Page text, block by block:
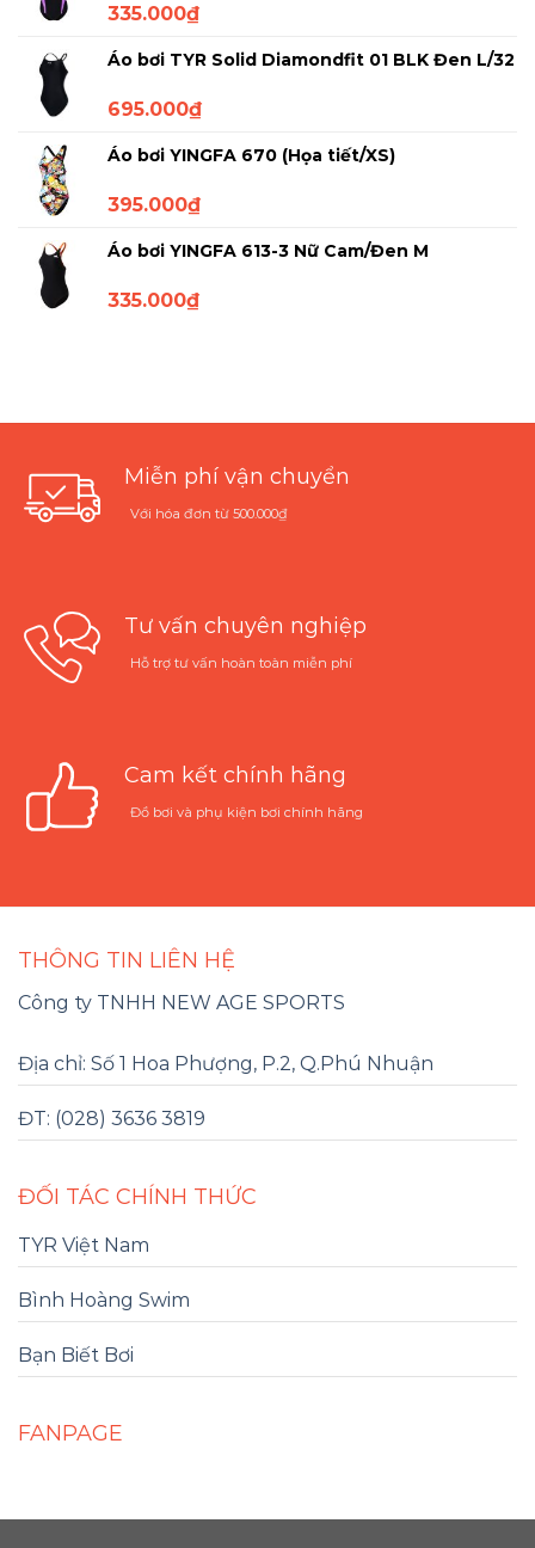
335.000₫
Áo bơi TYR Solid Diamondfit 01 BLK Đen L/32
695.000₫
Áo bơi YINGFA 670 (Họa tiết/XS)
395.000₫
Áo bơi YINGFA 613-3 Nữ Cam/Đen M
335.000₫
Miễn phí vận chuyển
Với hóa đơn từ 500.000₫
Tư vấn chuyên nghiệp
Hỗ trợ tư vấn hoàn toàn miễn phí
Cam kết chính hãng
Đồ bơi và phụ kiện bơi chính hãng
THÔNG TIN LIÊN HỆ
Công ty TNHH NEW AGE SPORTS
Địa chỉ: Số 1 Hoa Phượng, P.2, Q.Phú Nhuận
ĐT: (028) 3636 3819
ĐỐI TÁC CHÍNH THỨC
TYR Việt Nam
Bình Hoàng Swim
Bạn Biết Bơi
FANPAGE